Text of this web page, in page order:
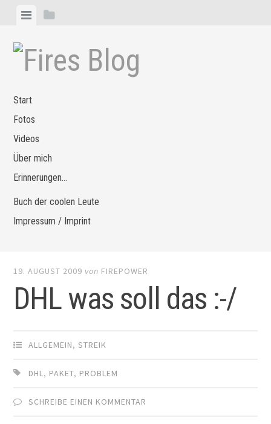
Zum
springen
MenüSeitenleiste
Start
Fotos
Videos
Über mich
Erinnerungen…
Buch der coolen Leute
Impressum / Imprint
19. AUGUST 2009 von FIREPOWER
DHL was soll das :-/
ALLGEMEIN,STREIK
DHL, PAKET, PROBLEM
SCHREIBE EINEN KOMMENTAR